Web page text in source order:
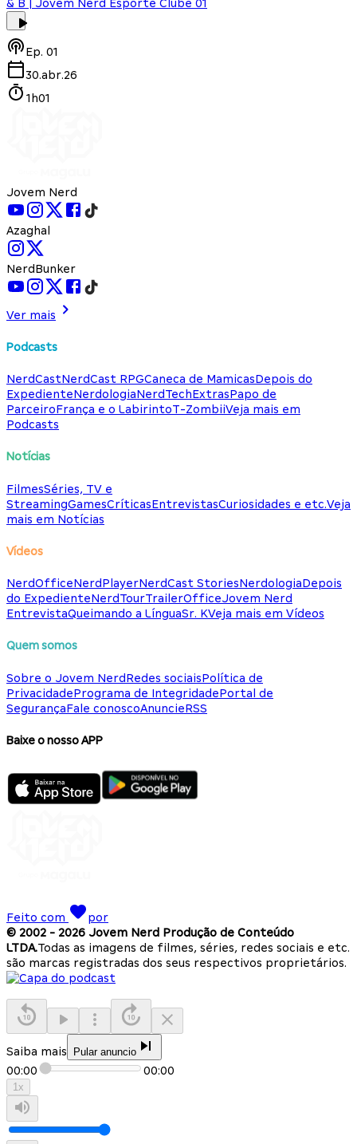
& B | Jovem Nerd Esporte Clube 01
Ep. 01
30.abr.26
1h01
Jovem Nerd
Azaghal
NerdBunker
Ver mais
Podcasts
NerdCastNerdCast RPGCaneca de MamicasDepois do
ExpedienteNerdologiaNerdTechExtrasPapo de
ParceiroFrança e o LabirintoT-ZombiiVeja mais em
Podcasts
Notícias
FilmesSéries, TV e
StreamingGamesCríticasEntrevistasCuriosidades e etc.Veja
mais em Notícias
Vídeos
NerdOfficeNerdPlayerNerdCast StoriesNerdologiaDepois
do ExpedienteNerdTourTrailerOfficeJovem Nerd
EntrevistaQueimando a LínguaSr. KVeja mais em Vídeos
Quem somos
Sobre o Jovem NerdRedes sociaisPolítica de
PrivacidadePrograma de IntegridadePortal de
SegurançaFale conoscoAnuncieRSS
Baixe o nosso APP
Feito com
por
© 2002 - 2026 Jovem Nerd Produção de Conteúdo
LTDA.Todas as imagens de filmes, séries, redes sociais e etc.
são marcas registradas dos seus respectivos proprietários.
Saiba mais Pular anuncio
00:00 00:00
1x